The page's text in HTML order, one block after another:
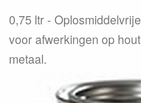
0,75 ltr
voor afwerkingen op
metaal.